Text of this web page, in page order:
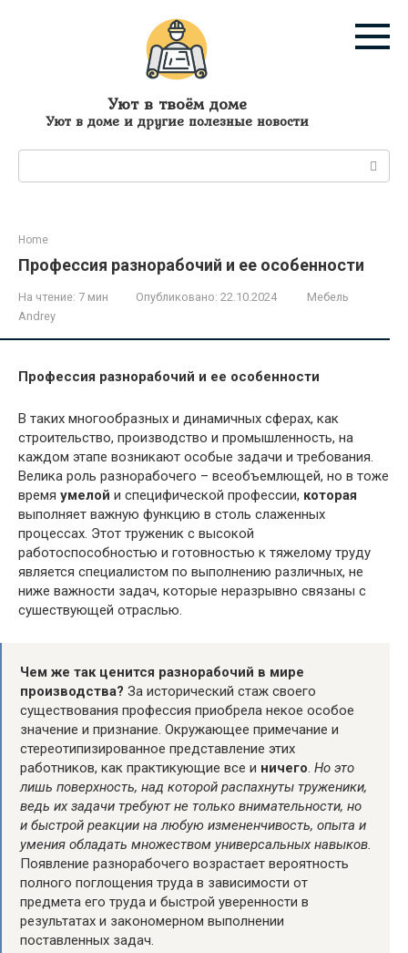
Уют в твоём доме
Уют в доме и другие полезные новости
Home
Профессия разнорабочий и ее особенности
На чтение: 7 мин Опубликовано: 22.10.2024
Мебель
Andrey
Профессия разнорабочий и ее особенности
В таких многообразных и динамичных сферах, как
строительство, производство и промышленность, на
каждом этапе возникают особые задачи и требования.
Велика роль разнорабочего – всеобъемлющей, но в тоже
время умелой и специфической профессии, которая
выполняет важную функцию в столь слаженных
процессах. Этот труженик с высокой
работоспособностью и готовностью к тяжелому труду
является специалистом по выполнению различных, не
ниже важности задач, которые неразрывно связаны с
сушествующей отраслью.
Чем же так ценится разнорабочий в мире
производства? За исторический стаж своего
существования профессия приобрела некое особое
значение и признание. Окружающее примечание и
стереотипизированное представление этих
работников, как практикующие все и ничего. Но это
лишь поверхность, над которой распахнуты труженики,
ведь их задачи требуют не только внимательности, но
и быстрой реакции на любую измененчивость, опыта и
умения обладать множеством универсальных навыков.
Появление разнорабочего возрастает вероятность
полного поглощения труда в зависимости от
предмета его труда и быстрой уверенности в
результатах и закономерном выполнении
поставленных задач.